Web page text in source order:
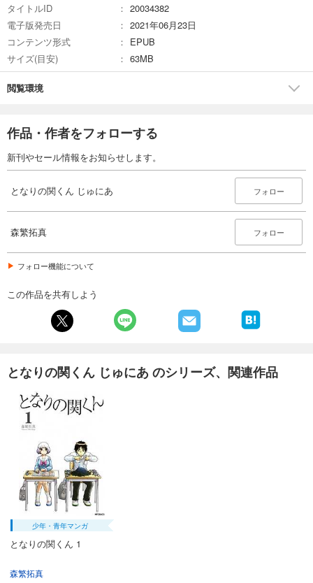
タイトルID
20034382
電子版発売日
2021年06月23日
コンテンツ形式
EPUB
サイズ(目安)
63MB
閲覧環境
作品・作者をフォローする
新刊やセール情報をお知らせします。
となりの関くん じゅにあ フォロー
森繁拓真 フォロー
フォロー機能について
この作品を共有しよう
となりの関くん じゅにあ のシリーズ、関連作品
少年・青年マンガ
となりの関くん 1
森繁拓真